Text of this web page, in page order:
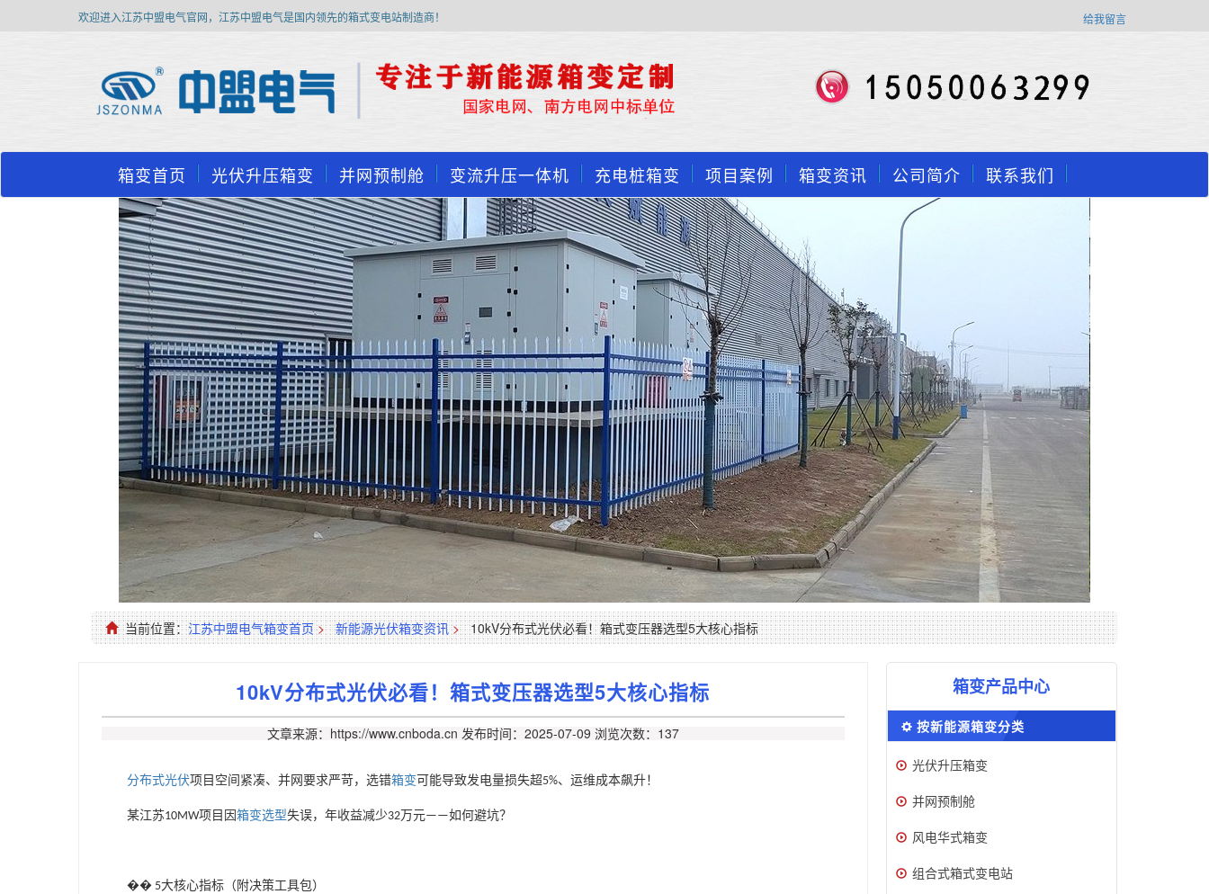
欢迎进入江苏中盟电气官网，江苏中盟电气是国内领先的箱式变电站制造商！ 给我留言
箱变首页 光伏升压箱变 并网预制舱 变流升压一体机 充电桩箱变 项目案例 箱变资讯 公司简介 联系我们
当前位置：江苏中盟电气箱变首页 > 新能源光伏箱变资讯 > 10kV分布式光伏必看！箱式变压器选型5大核心指标
10kV分布式光伏必看！箱式变压器选型5大核心指标
文章来源：https://www.cnboda.cn 发布时间：2025-07-09 浏览次数：137
分布式光伏项目空间紧凑、并网要求严苛，选错箱变 可能导致发电量损失超5%、运维成本飙升！
某江苏10MW项目因 箱变选型失误，年收益减少32 万元——如何避坑？
�� 5大核心指标（附决策工具包）
箱变产品中心
按新能源箱变分类
光伏升压箱变
并网预制舱
风电华式箱变
组合式箱式变电站